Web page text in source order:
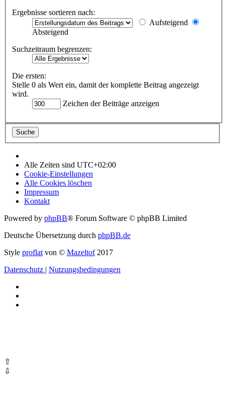
Ergebnisse sortieren nach:
Aufsteigend
Absteigend
Suchzeitraum begrenzen:
Die ersten:
Stelle 0 als Wert ein, damit der komplette Beitrag angezeigt
wird.
Zeichen der Beiträge anzeigen
Alle Zeiten sind UTC+02:00
Cookie-Einstellungen
Alle Cookies löschen
Impressum
Kontakt
Powered by phpBB® Forum Software © phpBB Limited
Deutsche Übersetzung durch phpBB.de
Style proflat von © Mazeltof2017
Datenschutz | Nutzungsbedingungen
⇧
⇩